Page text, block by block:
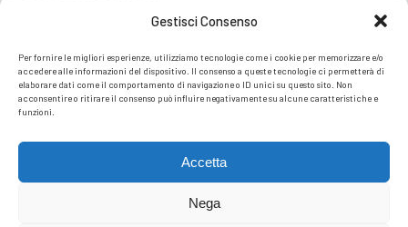
Gestisci Consenso
Per fornire le migliori esperienze, utilizziamo tecnologie come i cookie per memorizzare e/o
accedere alle informazioni del dispositivo. Il consenso a queste tecnologie ci permetterà di
elaborare dati come il comportamento di navigazione o ID unici su questo sito. Non
acconsentire o ritirare il consenso può influire negativamente su alcune caratteristiche e
funzioni.
Accetta
Nega
34170 GORIZIA/GORICA